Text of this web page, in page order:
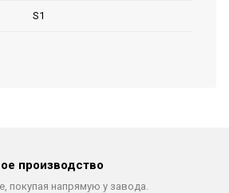
S1
производство
покупая напрямую у завода.